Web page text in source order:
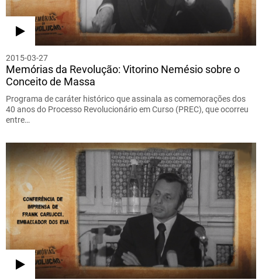
2015-03-27
Memórias da Revolução: Vitorino Nemésio sobre o
Conceito de Massa
Programa de caráter histórico que assinala as comemorações dos
40 anos do Processo Revolucionário em Curso (PREC), que ocorreu
entre…